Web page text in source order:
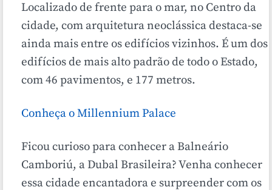
Localizado de frente para o mar, no Centro da
cidade, com arquitetura neoclássica destaca-se
ainda mais entre os edifícios vizinhos. É um dos
edifícios de mais alto padrão de todo o Estado,
com 46 pavimentos, e 177 metros.
Conheça o Millennium Palace
Ficou curioso para conhecer a Balneário
Camboriú, a Dubal Brasileira? Venha conhecer
essa cidade encantadora e surpreender com os